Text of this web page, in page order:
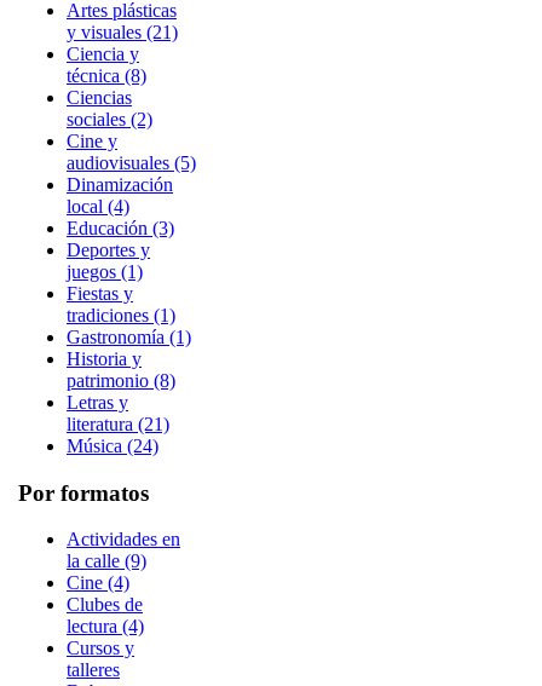
Artes plásticas
y visuales (21)
Ciencia y
técnica (8)
Ciencias
sociales (2)
Cine y
audiovisuales (5)
Dinamización
local (4)
Educación (3)
Deportes y
juegos (1)
Fiestas y
tradiciones (1)
Gastronomía (1)
Historia y
patrimonio (8)
Letras y
literatura (21)
Música (24)
Por formatos
Actividades en
la calle (9)
Cine (4)
Clubes de
lectura (4)
Cursos y
talleres